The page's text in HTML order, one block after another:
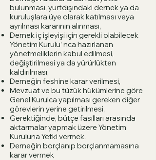
bulunması, yurtdışındaki dernek ya da
kuruluşlara üye olarak katılması veya
ayrılması kararının alınması,
Dernek iç işleyişi için gerekli olabilecek
Yönetim Kurulu’ nca hazırlanan
yönetmeliklerin kabul edilmesi,
değiştirilmesi ya da yürürlükten
kaldırılması,
Derneğin feshine karar verilmesi,
Mevzuat ve bu tüzük hükümlerine göre
Genel Kurulca yapılması gereken diğer
görevlerin yerine getirilmesi,
Gerektiğinde, bütçe fasılları arasında
aktarmalar yapmak üzere Yönetim
Kuruluna Yetki vermek.
Derneğin borçlanıp borçlanmamasına
karar vermek